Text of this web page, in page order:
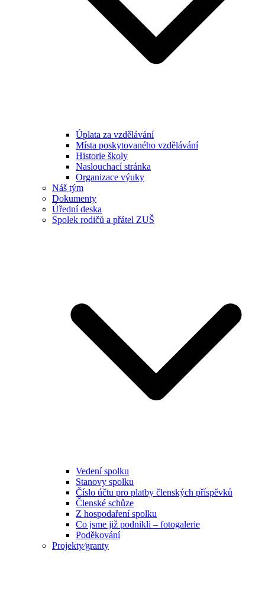
Úplata za vzdělávání
Místa poskytovaného vzdělávání
Historie školy
Naslouchací stránka
Organizace výuky
Náš tým
Dokumenty
Úřední deska
Spolek rodičů a přátel ZUŠ
Vedení spolku
Stanovy spolku
Číslo účtu pro platby členských příspěvků
Členské schůze
Z hospodaření spolku
Co jsme již podnikli – fotogalerie
Poděkování
Projekty⁄granty